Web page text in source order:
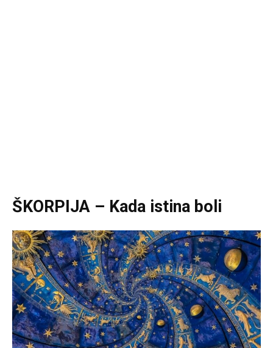
ŠKORPIJA – Kada istina boli